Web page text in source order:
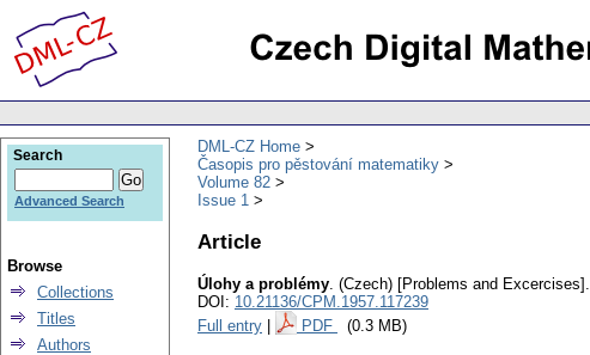
DML-CZ Home
Časopis pro pěstování matematiky
Volume 82
Issue 1
Article
Úlohy a problémy. (Czech) [Problems and Excercises].
DOI: 10.21136/CPM.1957.117239
Full entry
PDF (0.3 MB)
Search
Advanced Search
Browse
Collections
Titles
Authors